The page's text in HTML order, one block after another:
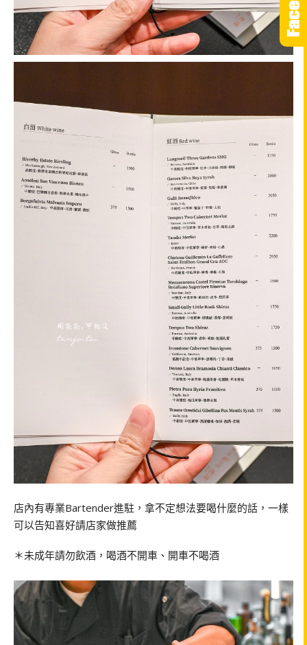
店內有專業Bartender進駐，拿不定想法要喝什麼的話，一樣
可以告知喜好請店家做推薦
＊未成年請勿飲酒，喝酒不開車、開車不喝酒